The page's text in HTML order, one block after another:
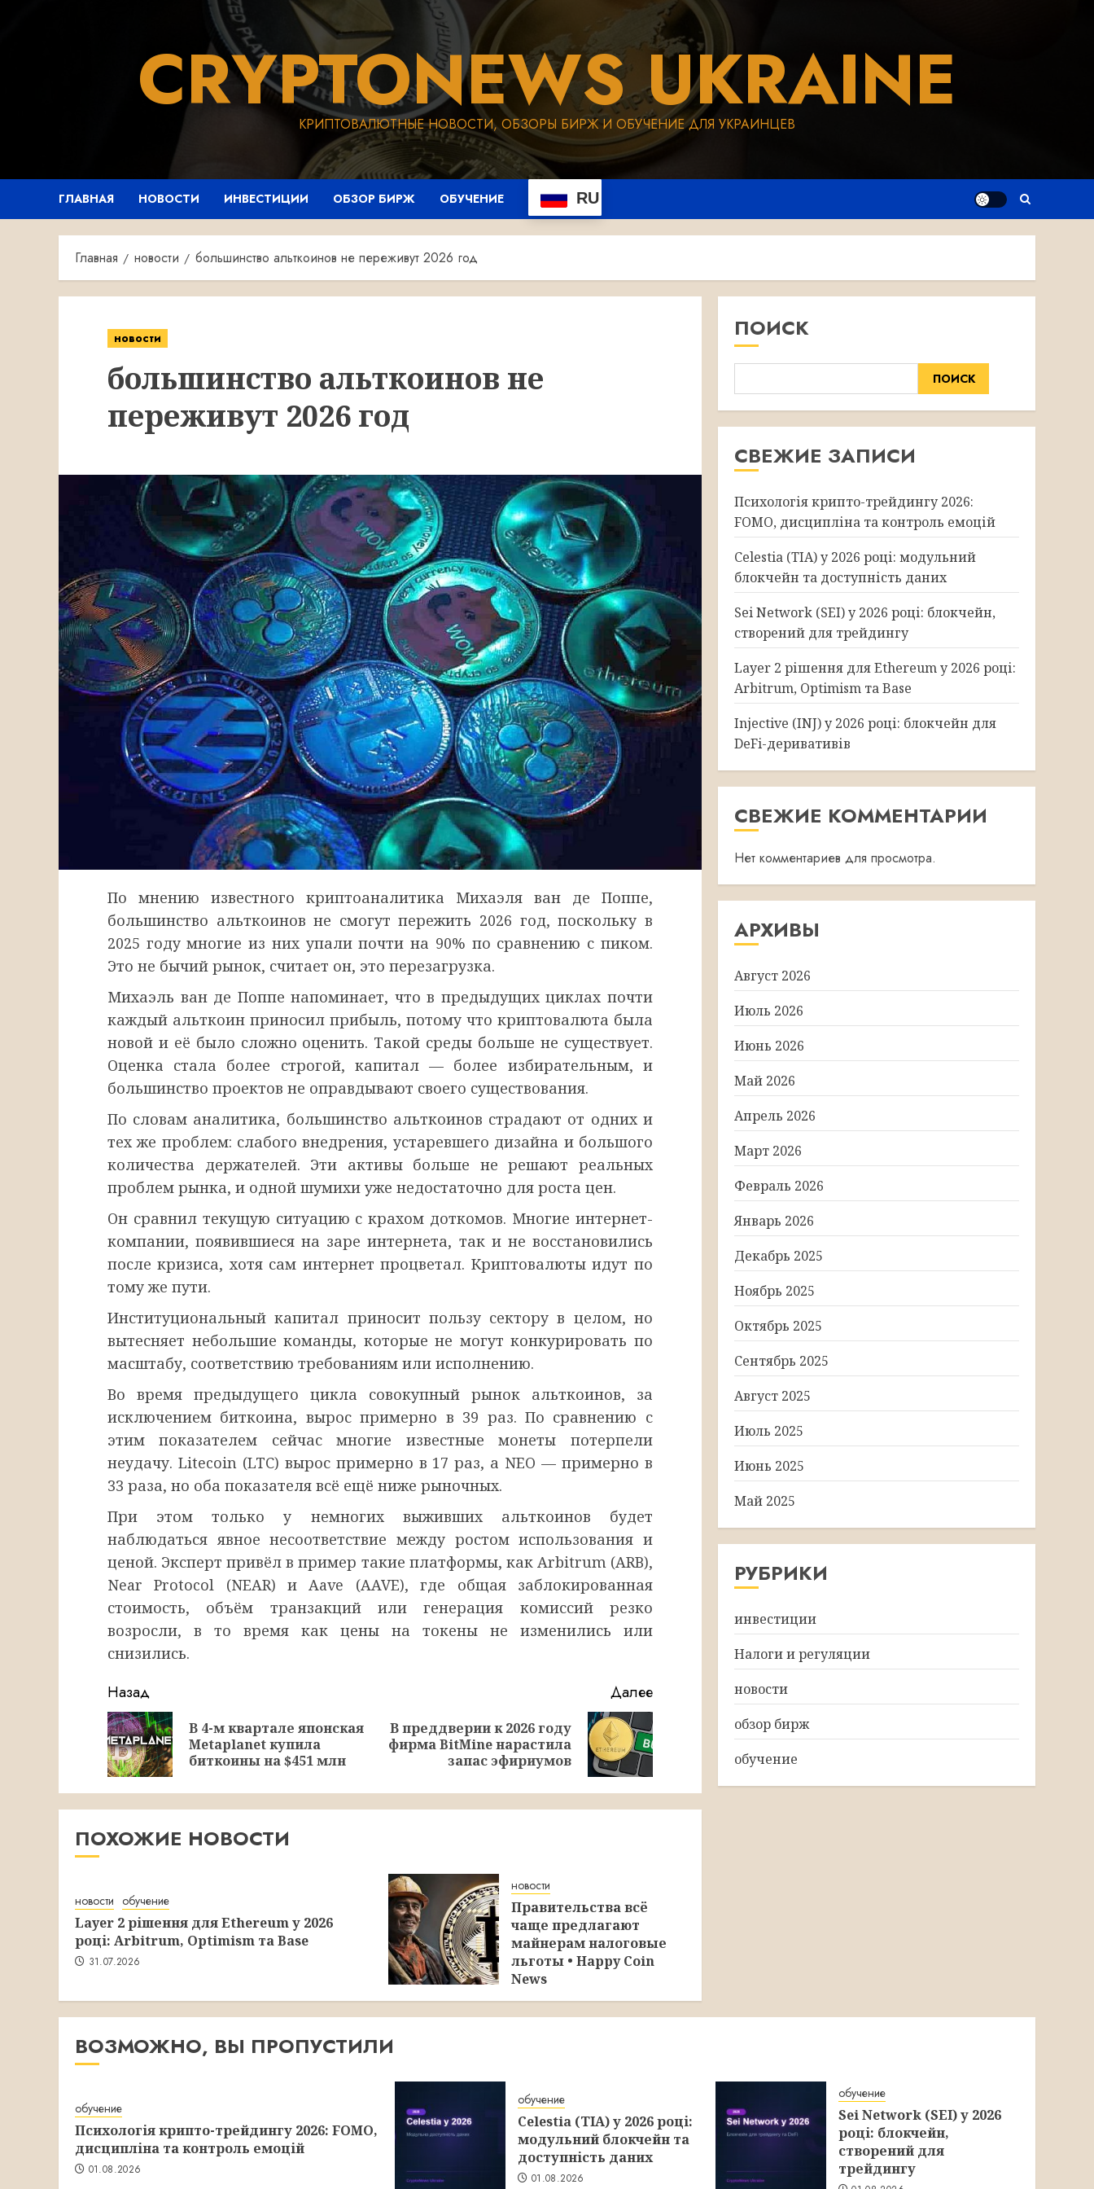
CRYPTONEWS UKRAINE
КРИПТОВАЛЮТНЫЕ НОВОСТИ, ОБЗОРЫ БИРЖ И ОБУЧЕНИЕ ДЛЯ УКРАИНЦЕВ
ГЛАВНАЯ НОВОСТИ ИНВЕСТИЦИИ ОБЗОР БИРЖ ОБУЧЕНИЕ RU
Главная новости большинство альткоинов не переживут 2026 год
новости
большинство альткоинов не
переживут 2026 год
По мнению известного криптоаналитика Михаэля ван де Поппе,
большинство альткоинов не смогут пережить 2026 год, поскольку в
2025 году многие из них упали почти на 90% по сравнению с пиком.
Это не бычий рынок, считает он, это перезагрузка.
Михаэль ван де Поппе напоминает, что в предыдущих циклах почти
каждый альткоин приносил прибыль, потому что криптовалюта была
новой и её было сложно оценить. Такой среды больше не существует.
Оценка стала более строгой, капитал — более избирательным, и
большинство проектов не оправдывают своего существования.
По словам аналитика, большинство альткоинов страдают от одних и
тех же проблем: слабого внедрения, устаревшего дизайна и большого
количества держателей. Эти активы больше не решают реальных
проблем рынка, и одной шумихи уже недостаточно для роста цен.
Он сравнил текущую ситуацию с крахом доткомов. Многие интернет-
компании, появившиеся на заре интернета, так и не восстановились
после кризиса, хотя сам интернет процветал. Криптовалюты идут по
тому же пути.
Институциональный капитал приносит пользу сектору в целом, но
вытесняет небольшие команды, которые не могут конкурировать по
масштабу, соответствию требованиям или исполнению.
Во время предыдущего цикла совокупный рынок альткоинов, за
исключением биткоина, вырос примерно в 39 раз. По сравнению с
этим показателем сейчас многие известные монеты потерпели
неудачу. Litecoin (LTC) вырос примерно в 17 раз, а NEO — примерно в
33 раза, но оба показателя всё ещё ниже рыночных.
При этом только у немногих выживших альткоинов будет
наблюдаться явное несоответствие между ростом использования и
ценой. Эксперт привёл в пример такие платформы, как Arbitrum (ARB),
Near Protocol (NEAR) и Aave (AAVE), где общая заблокированная
стоимость, объём транзакций или генерация комиссий резко
возросли, в то время как цены на токены не изменились или
снизились.
Продолжить
чтение
Назад
Предыдущая
В 4-м квартале японская
Metaplanet купила
биткоины на $451 млн
Далее
Следующая
В преддверии к 2026 году
фирма BitMine нарастила
запас эфириумов
ПОХОЖИЕ НОВОСТИ
новости обучение
Layer 2 рішення для Ethereum у 2026
році: Arbitrum, Optimism та Base
31.07.2026
новости
Правительства всё
чаще предлагают
майнерам налоговые
льготы • Happy Coin
News
30.07.2026
ПОИСК
ПОИСК
СВЕЖИЕ ЗАПИСИ
Психологія крипто-трейдингу 2026:
FOMO, дисципліна та контроль емоцій
Celestia (TIA) у 2026 році: модульний
блокчейн та доступність даних
Sei Network (SEI) у 2026 році: блокчейн,
створений для трейдингу
Layer 2 рішення для Ethereum у 2026 році:
Arbitrum, Optimism та Base
Injective (INJ) у 2026 році: блокчейн для
DeFi-деривативів
СВЕЖИЕ КОММЕНТАРИИ
Нет комментариев для просмотра.
АРХИВЫ
Август 2026
Июль 2026
Июнь 2026
Май 2026
Апрель 2026
Март 2026
Февраль 2026
Январь 2026
Декабрь 2025
Ноябрь 2025
Октябрь 2025
Сентябрь 2025
Август 2025
Июль 2025
Июнь 2025
Май 2025
РУБРИКИ
инвестиции
Налоги и регуляции
новости
обзор бирж
обучение
ВОЗМОЖНО, ВЫ ПРОПУСТИЛИ
обучение
Психологія крипто-трейдингу 2026: FOMO,
дисципліна та контроль емоцій
01.08.2026
обучение
Celestia (TIA) у 2026 році:
модульний блокчейн та
доступність даних
01.08.2026
обучение
Sei Network (SEI) у 2026
році: блокчейн,
створений для
трейдингу